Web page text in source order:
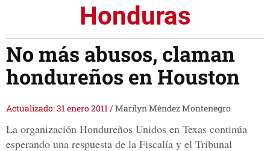
Honduras
No más abusos, claman
hondureños en Houston
Actualizado: 31 enero 2011/Marilyn Méndez Montenegro
La organización Hondureños Unidos en Texas continúa
esperando una respuesta de la Fiscalía y el Tribunal